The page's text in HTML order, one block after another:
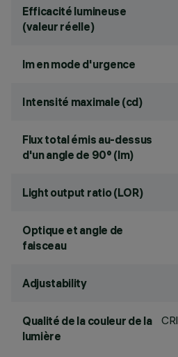
Efficacité lumineuse
(valeur réelle)
lm en mode d'urgence
Intensité maximale (cd)
Flux total émis au-dessus
d'un angle de 90° (lm)
Light output ratio (LOR)
Optique et angle de
faisceau
Adjustability
Qualité de la couleur de la
lumière
CRI